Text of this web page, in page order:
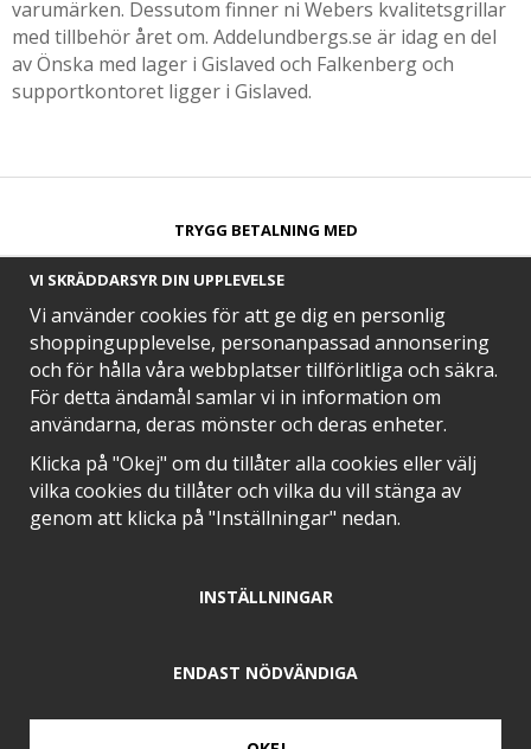
varumärken. Dessutom finner ni Webers kvalitetsgrillar
med tillbehör året om. Addelundbergs.se är idag en del
av Önska med lager i Gislaved och Falkenberg och
supportkontoret ligger i Gislaved.
TRYGG BETALNING MED​
SNABB LEVERANS MED
EN DEL AV
VI SKRÄDDARSYR DIN UPPLEVELSE
Vi använder cookies för att ge dig en personlig
shoppingupplevelse, personanpassad annonsering
och för hålla våra webbplatser tillförlitliga och säkra.
För detta ändamål samlar vi in information om
användarna, deras mönster och deras enheter.
Klicka på "Okej" om du tillåter alla cookies eller välj
vilka cookies du tillåter och vilka du vill stänga av
genom att klicka på "Inställningar" nedan.
INSTÄLLNINGAR
ENDAST NÖDVÄNDIGA